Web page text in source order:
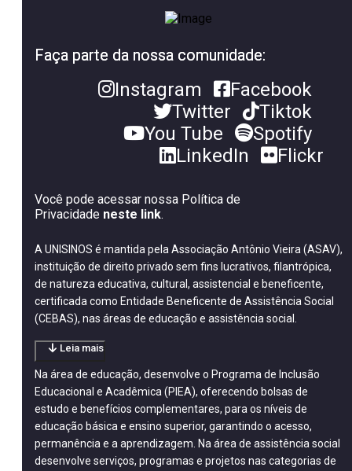
Faça parte da nossa comunidade:
Instagram
Facebook
Twitter
Tiktok
You Tube
Spotify
LinkedIn
Flickr
Você pode acessar nossa Política de
Privacidade neste link.
A UNISINOS é mantida pela Associação Antônio Vieira (ASAV),
instituição de direito privado sem fins lucrativos, filantrópica,
de natureza educativa, cultural, assistencial e beneficente,
certificada como Entidade Beneficente de Assistência Social
(CEBAS), nas áreas de educação e assistência social.
Leia mais
Na área de educação, desenvolve o Programa de Inclusão
Educacional e Acadêmica (PIEA), oferecendo bolsas de
estudo e benefícios complementares, para os níveis de
educação básica e ensino superior, garantindo o acesso,
permanência e a aprendizagem. Na área de assistência social
desenvolve serviços, programas e projetos nas categorias de